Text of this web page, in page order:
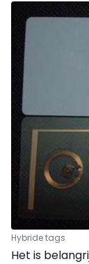
Hybride tags
Het is